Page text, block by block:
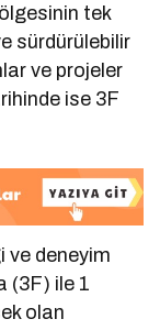
tek
sürdürülebilir
ve projeler
ise 3F
ve deneyim
(3F) ile 1
olan